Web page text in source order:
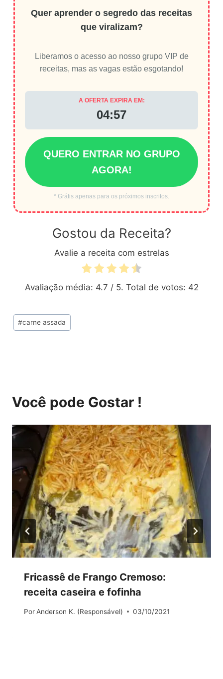
Quer aprender o segredo das receitas
que viralizam?
Liberamos o acesso ao nosso grupo VIP de
receitas, mas as vagas estão esgotando!
A OFERTA EXPIRA EM:
04:56
QUERO ENTRAR NO GRUPO
AGORA!
* Grátis apenas para os próximos inscritos.
Gostou da Receita?
Avalie a receita com estrelas
Avaliação média: 4.7 / 5. Total de votos: 42
Tags
do
#carne assada
Você pode Gostar !
Fricassê de Frango Cremoso:
receita caseira e fofinha
Por Anderson K. (Responsável) 03/10/2021